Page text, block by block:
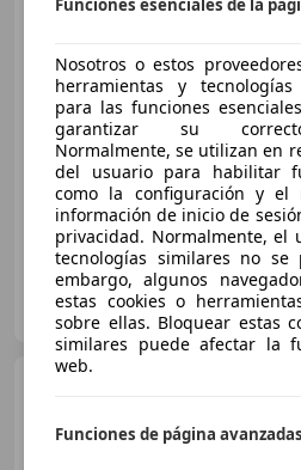
€
01/2022 70.500 km
51 kW (69 CV)
MIÑA CAR
ES-29003 MALAGA
Nosotros o estos
herramientas y
para las funciones
garantizar su
Normalmente, se utilizan en
del usuario para habilitar
como la configuración y el
información de inicio de
privacidad. Normalmente, el
tecnologías similares no se
embargo, algunos
estas cookies o
sobre ellas. Bloquear estas
similares puede afectar la
web.
Funciones de página avanzadas